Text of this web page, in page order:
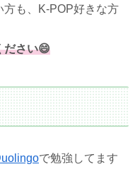
も、K-POP好きな方
ださい😄
で勉強してます